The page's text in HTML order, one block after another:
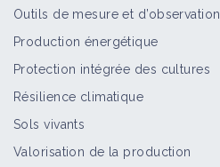
Outils de mesure et d’observation
Production énergétique
Protection intégrée des cultures
Résilience climatique
Sols vivants
Valorisation de la production